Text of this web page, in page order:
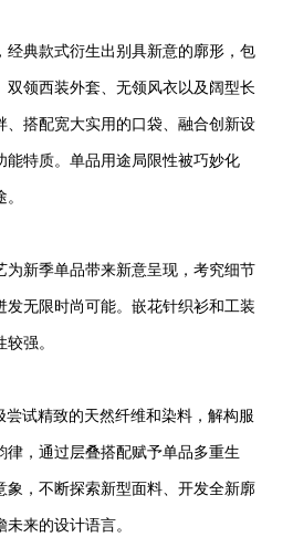
经典款式衍生出别具新意的廓形，包
双领西装外套、无领风衣以及阔型长
、搭配宽大实用的口袋、融合创新设
能特质。单品用途局限性被巧妙化
为新季单品带来新意呈现，考究细节
发无限时尚可能。嵌花针织衫和工装
强。
尝试精致的天然纤维和染料，解构服
律，通过层叠搭配赋予单品多重生
象，不断探索新型面料、开发全新廓
来的设计语言。